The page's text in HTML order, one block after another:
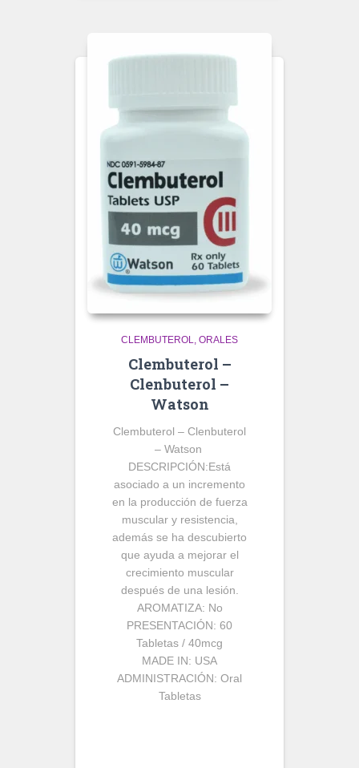
CLEMBUTEROL ORALES
Clembuterol –
Clenbuterol –
Watson
Clembuterol – Clenbuterol
– Watson
DESCRIPCIÓN:Está
asociado a un incremento
en la producción de fuerza
muscular y resistencia,
además se ha descubierto
que ayuda a mejorar el
crecimiento muscular
después de una lesión.
AROMATIZA: No
PRESENTACIÓN: 60
Tabletas / 40mcg
MADE IN: USA
ADMINISTRACIÓN: Oral
Tabletas